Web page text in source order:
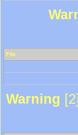
File
Warning